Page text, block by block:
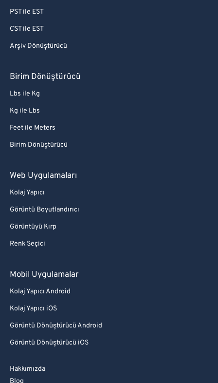
PST ile EST
CST ile EST
Arşiv Dönüştürücü
Birim Dönüştürücü
Lbs ile Kg
Kg ile Lbs
Feet ile Meters
Birim Dönüştürücü
Web Uygulamaları
Kolaj Yapıcı
Görüntü Boyutlandırıcı
Görüntüyü Kırp
Renk Seçici
Mobil Uygulamalar
Kolaj Yapıcı Android
Kolaj Yapıcı iOS
Görüntü Dönüştürücü Android
Görüntü Dönüştürücü iOS
Hakkımızda
Blog